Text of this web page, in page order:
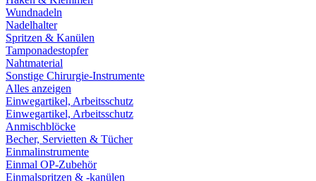
Wundnadeln
Nadelhalter
Spritzen & Kanülen
Tamponadestopfer
Nahtmaterial
Sonstige Chirurgie-Instrumente
Alles anzeigen
Einwegartikel, Arbeitsschutz
Einwegartikel, Arbeitsschutz
Anmischblöcke
Becher, Servietten & Tücher
Einmalinstrumente
Einmal OP-Zubehör
Einmalspritzen & -kanülen